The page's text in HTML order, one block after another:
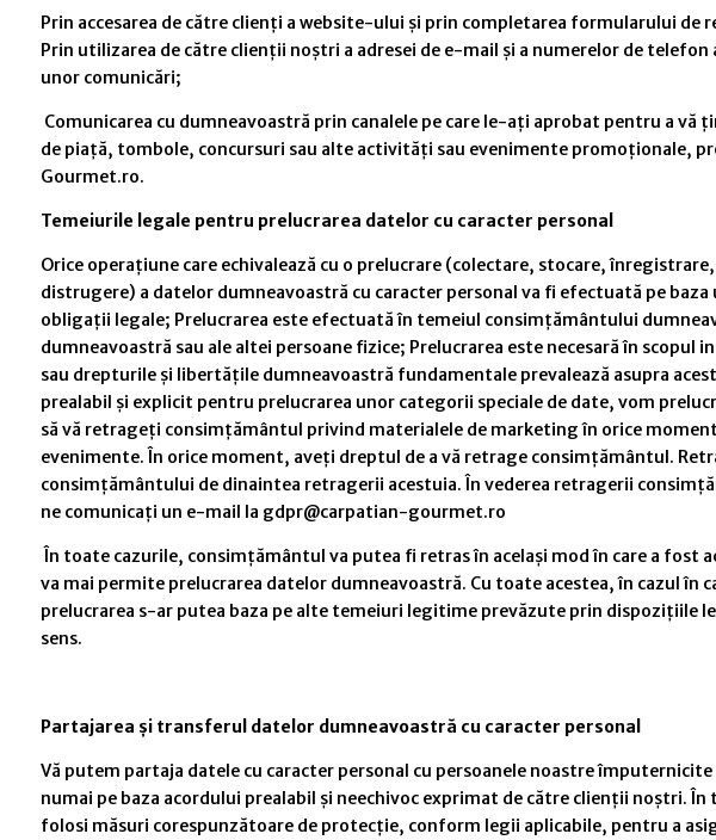
Prin accesarea de către clienți a website-ului și prin completarea formularului
Prin utilizarea de către clienții noștri a adresei de e-mail și a numerelor de
unor comunicări;
Comunicarea cu dumneavoastră prin canalele pe care le-ați aprobat pentru a
de piață, tombole, concursuri sau alte activități sau evenimente promoționale,
Gourmet.ro.
Temeiurile legale pentru prelucrarea datelor cu caracter personal
Orice operațiune care echivalează cu o prelucrare (colectare, stocare,
distrugere) a datelor dumneavoastră cu caracter personal va fi efectuată pe
obligații legale; Prelucrarea este efectuată în temeiul consimțământului
dumneavoastră sau ale altei persoane fizice; Prelucrarea este necesară în
sau drepturile și libertățile dumneavoastră fundamentale prevalează asupra
prealabil și explicit pentru prelucrarea unor categorii speciale de date, vom
să vă retrageți consimțământul privind materialele de marketing în orice
evenimente. În orice moment, aveți dreptul de a vă retrage consimțământul.
consimțământului de dinaintea retragerii acestuia. În vederea retragerii
ne comunicați un e-mail la gdpr@carpatian-gourmet.ro
În toate cazurile, consimțământul va putea fi retras în același mod în care a
va mai permite prelucrarea datelor dumneavoastră. Cu toate acestea, în cazul
prelucrarea s-ar putea baza pe alte temeiuri legitime prevăzute prin dispozițiile
sens.
Partajarea și transferul datelor dumneavoastră cu caracter personal
Vă putem partaja datele cu caracter personal cu persoanele noastre
numai pe baza acordului prealabil și neechivoc exprimat de către clienții noștri.
folosi măsuri corespunzătoare de protecție, conform legii aplicabile, pentru a